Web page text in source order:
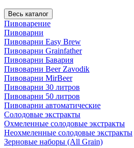
Весь каталог
Пивоварение
Пивоварни
Пивоварни Easy Brew
Пивоварни Grainfather
Пивоварни Бавария
Пивоварни Beer Zavodik
Пивоварни MirBeer
Пивоварни 30 литров
Пивоварни 50 литров
Пивоварни автоматические
Солодовые экстракты
Охмеленные солодовые экстракты
Неохмеленные солодовые экстракты
Зерновые наборы (All Grain)